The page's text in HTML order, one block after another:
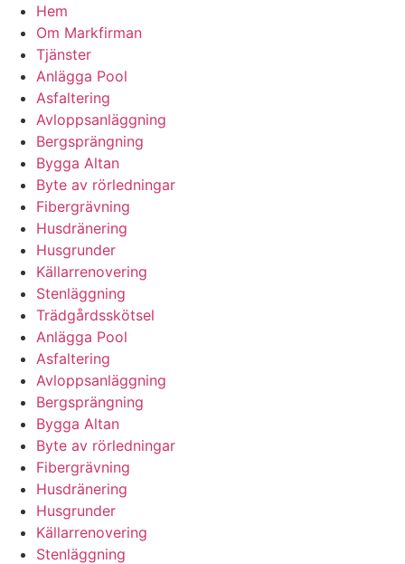
Hem
Om Markfirman
Tjänster
Anlägga Pool
Asfaltering
Avloppsanläggning
Bergsprängning
Bygga Altan
Byte av rörledningar
Fibergrävning
Husdränering
Husgrunder
Källarrenovering
Stenläggning
Trädgårdsskötsel
Anlägga Pool
Asfaltering
Avloppsanläggning
Bergsprängning
Bygga Altan
Byte av rörledningar
Fibergrävning
Husdränering
Husgrunder
Källarrenovering
Stenläggning